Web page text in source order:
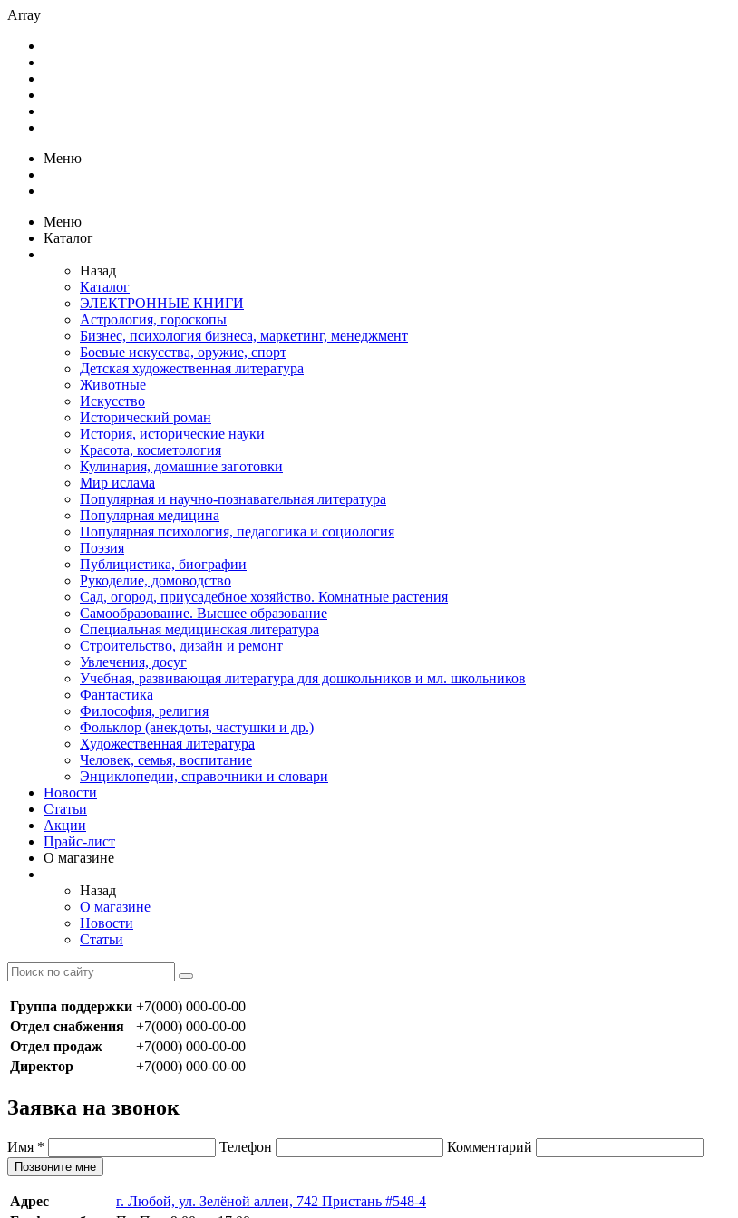
Array
Меню
Меню
Каталог
Назад
Каталог
ЭЛЕКТРОННЫЕ КНИГИ
Астрология, гороскопы
Бизнес, психология бизнеса, маркетинг, менеджмент
Боевые искусства, оружие, спорт
Детская художественная литература
Животные
Искусство
Исторический роман
История, исторические науки
Красота, косметология
Кулинария, домашние заготовки
Мир ислама
Популярная и научно-познавательная литература
Популярная медицина
Популярная психология, педагогика и социология
Поэзия
Публицистика, биографии
Рукоделие, домоводство
Сад, огород, приусадебное хозяйство. Комнатные растения
Самообразование. Высшее образование
Специальная медицинская литература
Строительство, дизайн и ремонт
Увлечения, досуг
Учебная, развивающая литература для дошкольников и мл. школьников
Фантастика
Философия, религия
Фольклор (анекдоты, частушки и др.)
Художественная литература
Человек, семья, воспитание
Энциклопедии, справочники и словари
Новости
Статьи
Акции
Прайс-лист
О магазине
Назад
О магазине
Новости
Статьи
Группа поддержки +7(000) 000-00-00
Отдел снабжения
+7(000) 000-00-00
Отдел продаж
+7(000) 000-00-00
Директор
+7(000) 000-00-00
Заявка на звонок
Имя * Телефон Комментарий
Позвоните мне
Адрес
г. Любой, ул. Зелёной аллеи, 742 Пристань #548-4